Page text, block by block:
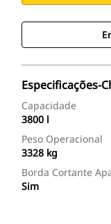
Especificações-
Capacidade
3800 l
Peso Operacional
3328 kg
Borda Cortante
Sim